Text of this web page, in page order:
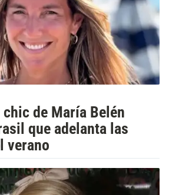
de María Belén
que adelanta las
verano